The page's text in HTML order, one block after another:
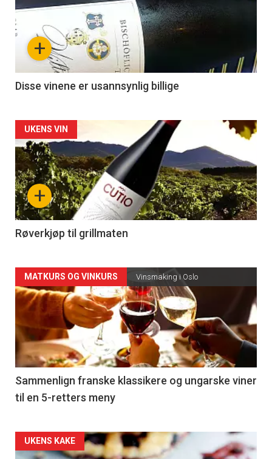
akkurat
nå
3
+
Disse vinene er usannsynlig billige
Forsiden
akkurat
nå
-
4
+
UKENS VIN
Røverkjøp til grillmaten
Forsiden
akkurat
nå
-
5
MATKURS OG VINKURS Vinsmaking i Oslo
Sammenlign franske klassikere og ungarske viner
til en 5-retters meny
Forsiden
UKENS KAKE